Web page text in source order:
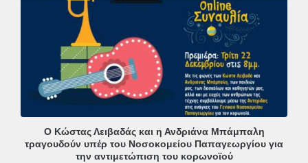
Ο Κώστας Λειβαδάς και η Ανδριάνα Μπάμπαλη
τραγουδούν υπέρ του Νοσοκομείου Παπαγεωργίου για
την αντιμετώπιση του κορωνοϊού